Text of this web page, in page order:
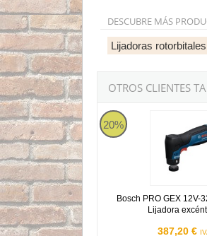
DESCUBRE MÁS
Lijadoras rotorbitales
OTROS CLIENTES
20%
Bosch PRO GEX 12V-
Lijadora
387,20 €
Bosch PRO GEX